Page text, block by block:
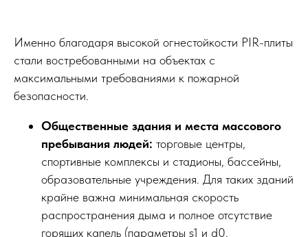
Именно благодаря высокой огнестойкости PIR-плиты
стали востребованными на объектах с
максимальными требованиями к пожарной
безопасности.
Общественные здания и места массового
пребывания людей: торговые центры,
спортивные комплексы и стадионы, бассейны,
образовательные учреждения. Для таких зданий
крайне важна минимальная скорость
распространения дыма и полное отсутствие
горящих капель (параметры s1 и d0,